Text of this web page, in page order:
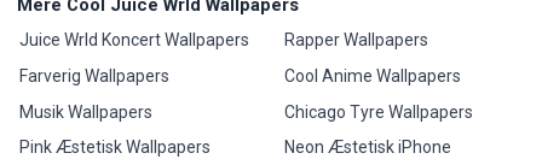
Mere Cool Juice Wrld Wallpapers
Juice Wrld Koncert Wallpapers
Farverig Wallpapers
Musik Wallpapers
Pink Æstetisk Wallpapers
Rapper Wallpapers
Cool Anime Wallpapers
Chicago Tyre Wallpapers
Neon Æstetisk iPhone